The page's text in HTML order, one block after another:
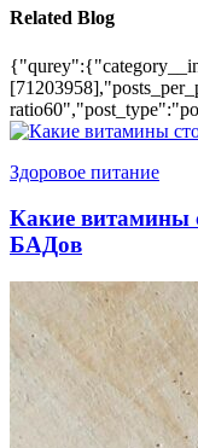
Related Blog
Здоровое питание
Какие витамины
БАДов